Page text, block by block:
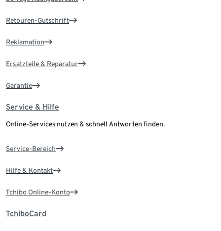
Retouren-Gutschrift
Reklamation
Ersatzteile & Reparatur
Garantie
Service & Hilfe
Online-Services nutzen & schnell Antworten finden.
Service-Bereich
Hilfe & Kontakt
Tchibo Online-Konto
TchiboCard